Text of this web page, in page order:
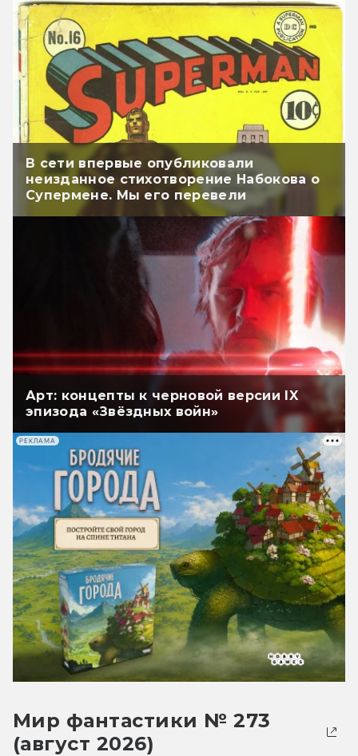
В сети впервые опубликовали
неизданное стихотворение Набокова о
Супермене. Мы его перевели
Арт: концепты к черновой версии IX
эпизода «Звёздных войн»
РЕКЛАМА
Мир фантастики № 273
(август 2026)